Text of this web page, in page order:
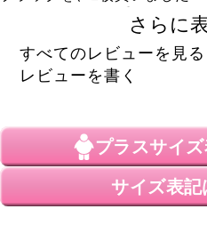
身長158センチ体重58キロで
お腹がすっぽり隠れるくらい
袖丈も少し長いくらいで、窮
です。
素材が、すごく強くて、一日
ないし毛玉も全くできません
コットン100％なので、ウー
たら多少寒い感じはしますが
さらに
すべてのレビューを見る
レビューを書く
プラスサイズ
サイズ表記